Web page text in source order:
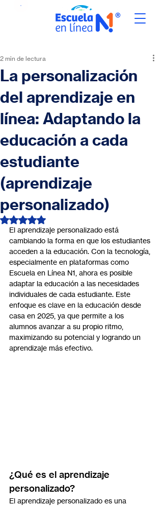
La personalización
del aprendizaje en
línea: Adaptando la
educación a cada
estudiante
(aprendizaje
personalizado)
2 min de lectura
Obtuvo NaN de 5 estrellas.
El aprendizaje personalizado está
cambiando la forma en que los estudiantes
acceden a la educación. Con la tecnología,
especialmente en plataformas como
Escuela en Línea N1, ahora es posible
adaptar la educación a las necesidades
individuales de cada estudiante. Este
enfoque es clave en la educación desde
casa en 2025, ya que permite a los
alumnos avanzar a su propio ritmo,
maximizando su potencial y logrando un
aprendizaje más efectivo.
¿Qué es el aprendizaje
personalizado?
El aprendizaje personalizado es una